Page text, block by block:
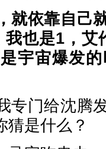
就依靠自己
我也是1，
宇宙爆发
专门给沈腾
猜是什么？